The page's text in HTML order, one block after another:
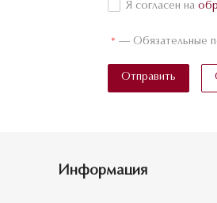
Я согласен на
* — Обязательные
Отправить
Информация